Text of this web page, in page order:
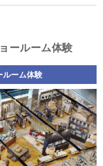
ールーム体験
ルーム体験